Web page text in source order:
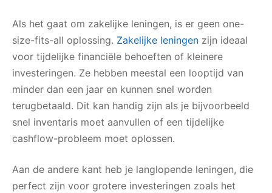
Als het gaat om zakelijke leningen, is er geen one-
size-fits-all oplossing. Zakelijke leningen zijn ideaal
voor tijdelijke financiële behoeften of kleinere
investeringen. Ze hebben meestal een looptijd van
minder dan een jaar en kunnen snel worden
terugbetaald. Dit kan handig zijn als je bijvoorbeeld
snel inventaris moet aanvullen of een tijdelijke
cashflow-probleem moet oplossen.
Aan de andere kant heb je langlopende leningen, die
perfect zijn voor grotere investeringen zoals het